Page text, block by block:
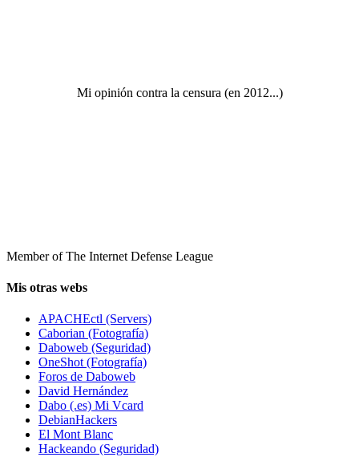
Mi opinión contra la censura (en 2012...)
Member of The Internet Defense League
Mis otras webs
APACHEctl (Servers)
Caborian (Fotografía)
Daboweb (Seguridad)
OneShot (Fotografía)
Foros de Daboweb
David Hernández
Dabo (.es) Mi Vcard
DebianHackers
El Mont Blanc
Hackeando (Seguridad)